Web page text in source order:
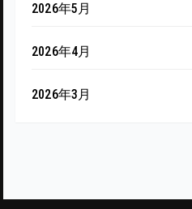
2026年5月
2026年4月
2026年3月